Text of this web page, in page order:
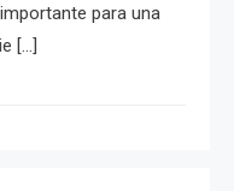
para una
[…]